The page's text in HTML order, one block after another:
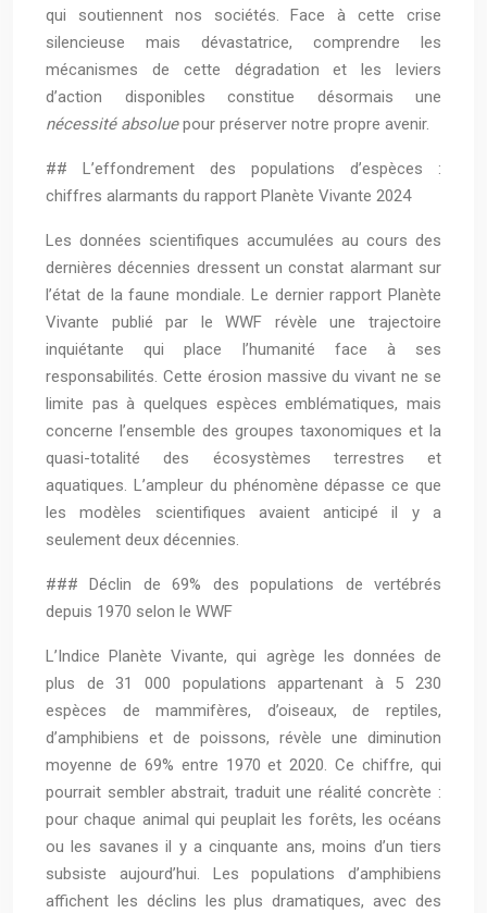
qui soutiennent nos sociétés. Face à cette crise
silencieuse mais dévastatrice, comprendre les
mécanismes de cette dégradation et les leviers
d’action disponibles constitue désormais une
nécessité absoluepour préserver notre propre avenir.
## L’effondrement des populations d’espèces :
chiffres alarmants du rapport Planète Vivante 2024
Les données scientifiques accumulées au cours des
dernières décennies dressent un constat alarmant sur
l’état de la faune mondiale. Le dernier rapport Planète
Vivante publié par le WWF révèle une trajectoire
inquiétante qui place l’humanité face à ses
responsabilités. Cette érosion massive du vivant ne se
limite pas à quelques espèces emblématiques, mais
concerne l’ensemble des groupes taxonomiques et la
quasi-totalité des écosystèmes terrestres et
aquatiques. L’ampleur du phénomène dépasse ce que
les modèles scientifiques avaient anticipé il y a
seulement deux décennies.
### Déclin de 69% des populations de vertébrés
depuis 1970 selon le WWF
L’Indice Planète Vivante, qui agrège les données de
plus de 31 000 populations appartenant à 5 230
espèces de mammifères, d’oiseaux, de reptiles,
d’amphibiens et de poissons, révèle une diminution
moyenne de 69% entre 1970 et 2020. Ce chiffre, qui
pourrait sembler abstrait, traduit une réalité concrète :
pour chaque animal qui peuplait les forêts, les océans
ou les savanes il y a cinquante ans, moins d’un tiers
subsiste aujourd’hui. Les populations d’amphibiens
affichent les déclins les plus dramatiques, avec des